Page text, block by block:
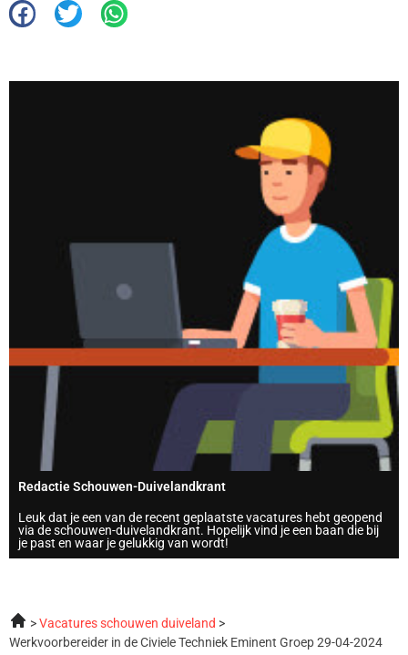
Redactie Schouwen-Duivelandkrant
Leuk dat je een van de recent geplaatste vacatures hebt geopend
via de schouwen-duivelandkrant. Hopelijk vind je een baan die bij
je past en waar je gelukkig van wordt!
Vacatures schouwen duiveland
Werkvoorbereider in de Civiele Techniek Eminent Groep 29-04-2024